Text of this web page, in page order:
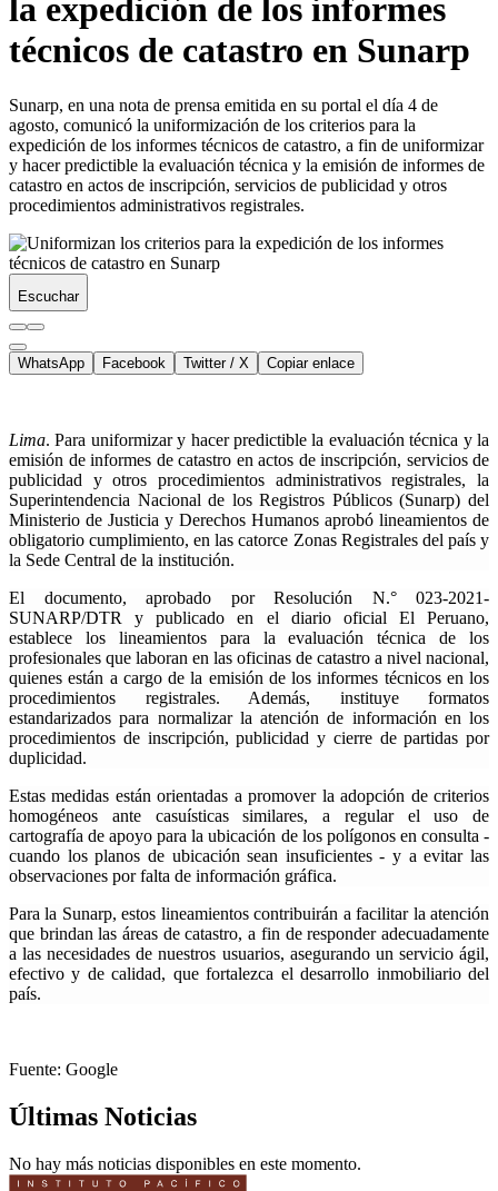
la expedición de los informes
técnicos de catastro en Sunarp
Sunarp, en una nota de prensa emitida en su portal el día 4 de
agosto, comunicó la uniformización de los criterios para la
expedición de los informes técnicos de catastro, a fin de uniformizar
y hacer predictible la evaluación técnica y la emisión de informes de
catastro en actos de inscripción, servicios de publicidad y otros
procedimientos administrativos registrales.
Escuchar
WhatsApp Facebook Twitter / X Copiar enlace
Lima. Para uniformizar y hacer predictible la evaluación técnica y la
emisión de informes de catastro en actos de inscripción, servicios de
publicidad y otros procedimientos administrativos registrales, la
Superintendencia Nacional de los Registros Públicos (Sunarp) del
Ministerio de Justicia y Derechos Humanos aprobó lineamientos de
obligatorio cumplimiento, en las catorce Zonas Registrales del país y
la Sede Central de la institución.
El documento, aprobado por Resolución N.° 023-2021-
SUNARP/DTR y publicado en el diario oficial El Peruano,
establece los lineamientos para la evaluación técnica de los
profesionales que laboran en las oficinas de catastro a nivel nacional,
quienes están a cargo de la emisión de los informes técnicos en los
procedimientos registrales. Además, instituye formatos
estandarizados para normalizar la atención de información en los
procedimientos de inscripción, publicidad y cierre de partidas por
duplicidad.
Estas medidas están orientadas a promover la adopción de criterios
homogéneos ante casuísticas similares, a regular el uso de
cartografía de apoyo para la ubicación de los polígonos en consulta -
cuando los planos de ubicación sean insuficientes - y a evitar las
observaciones por falta de información gráfica.
Para la Sunarp, estos lineamientos contribuirán a facilitar la atención
que brindan las áreas de catastro, a fin de responder adecuadamente
a las necesidades de nuestros usuarios, asegurando un servicio ágil,
efectivo y de calidad, que fortalezca el desarrollo inmobiliario del
país.
Fuente: Google
Últimas Noticias
No hay más noticias disponibles en este momento.